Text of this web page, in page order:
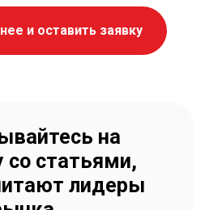
и оставить заявку